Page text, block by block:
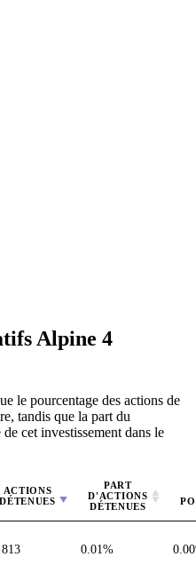
Alpine 4
le pourcentage des actions de
tandis que la part du
cet investissement dans le
ACTIONS
DÉTENUES
PART
D'ACTIONS
DÉTENUES
0.01%